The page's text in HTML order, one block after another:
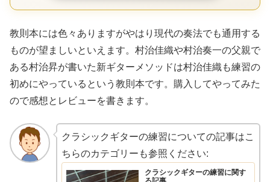
教則本には色々ありますがやはり現代の奏法でも通用する
ものが望ましいといえます。村治佳織や村治奏一の父親で
ある村治昇が書いた新ギターメソッドは村治佳織も練習の
初めにやっているという教則本です。購入してやってみた
ので感想とレビューを書きます。
クラシックギターの練習についての記事はこ
ちらのカテゴリーも参照ください:
クラシックギターの練習に関す